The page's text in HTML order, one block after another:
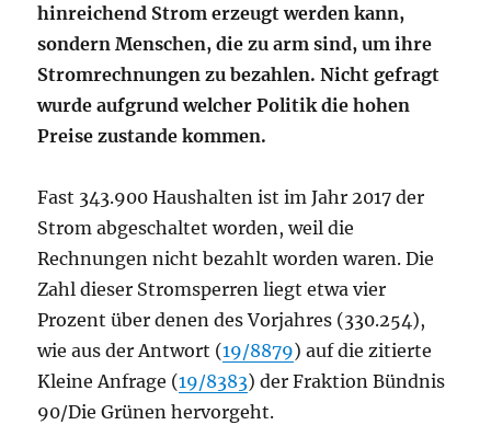
hinreichend Strom erzeugt werden kann,
sondern Menschen, die zu arm sind, um ihre
Stromrechnungen zu bezahlen. Nicht gefragt
wurde aufgrund welcher Politik die hohen
Preise zustande kommen.
Fast 343.900 Haushalten ist im Jahr 2017 der
Strom abgeschaltet worden, weil die
Rechnungen nicht bezahlt worden waren. Die
Zahl dieser Stromsperren liegt etwa vier
Prozent über denen des Vorjahres (330.254),
wie aus der Antwort (19/8879) auf die zitierte
Kleine Anfrage (19/8383) der Fraktion Bündnis
90/Die Grünen hervorgeht.